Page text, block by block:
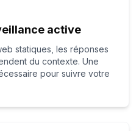
active
statiques, les réponses
du contexte. Une
pour suivre votre